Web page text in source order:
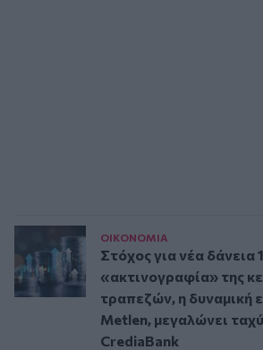
ΟΙΚΟΝΟΜΙΑ
Στόχος για νέα δάνεια
«ακτινογραφία» της
τραπεζών, η δυναμική
Metlen, μεγαλώνει
CrediaBank